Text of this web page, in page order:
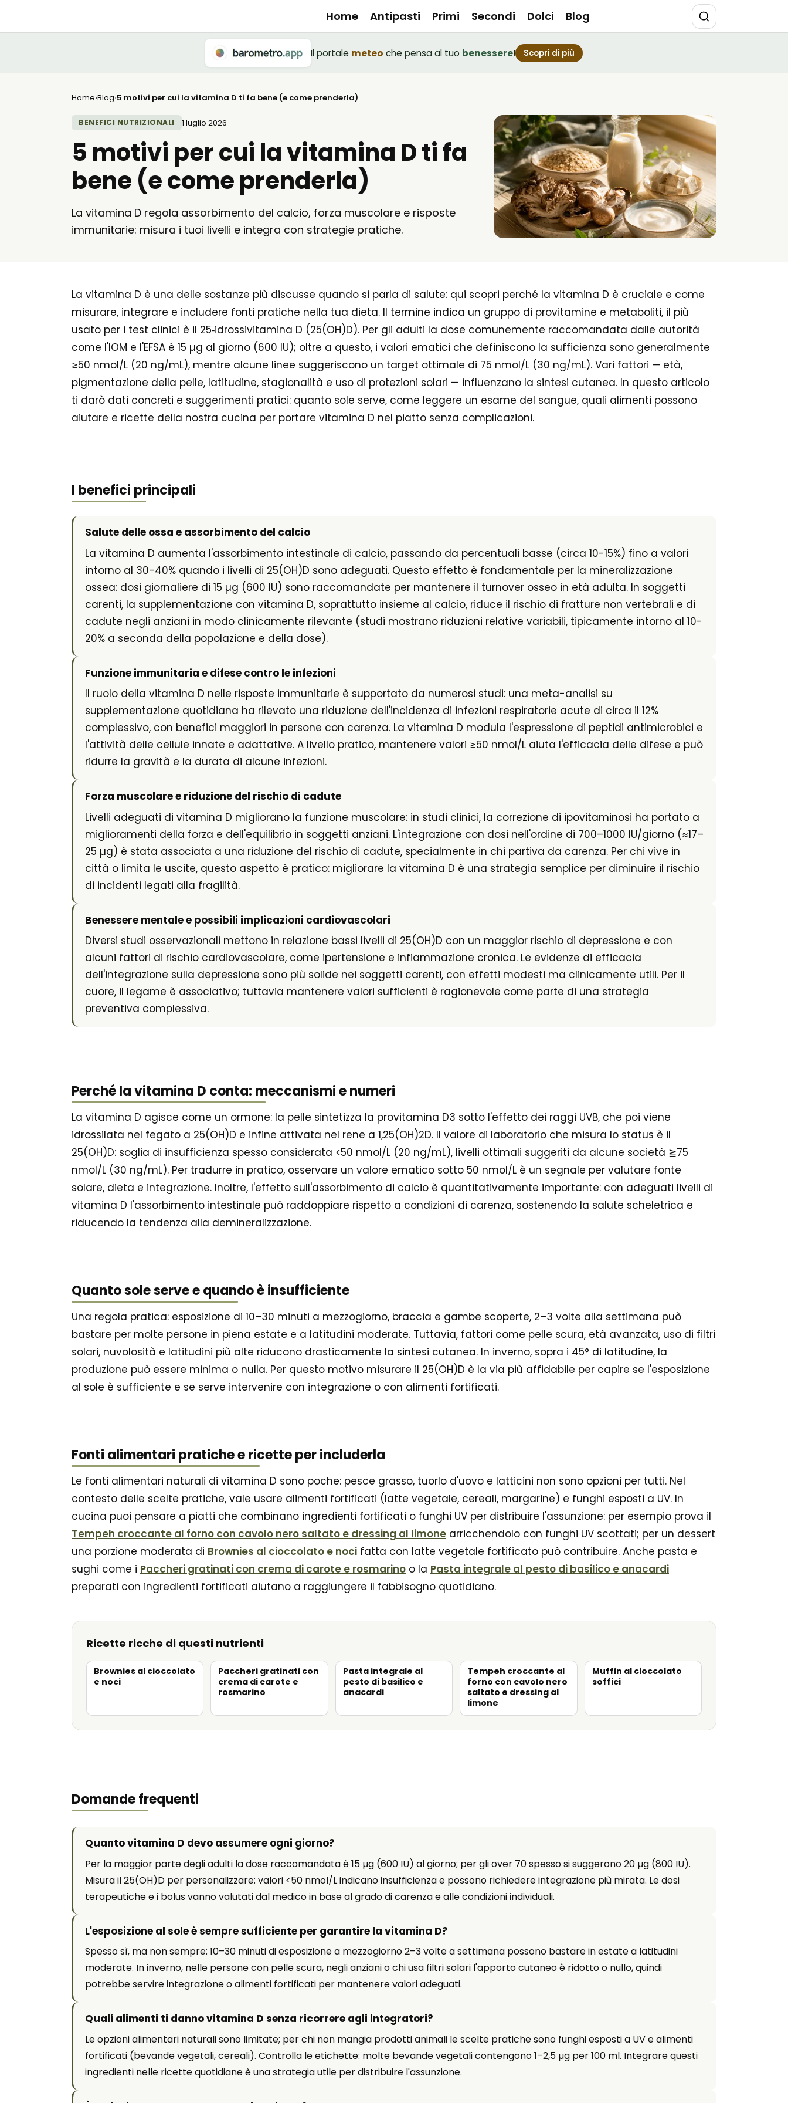
Home Antipasti Primi Secondi Dolci Blog
Il portale meteo che pensa al tuo benessere! Scopri di più
Home›Blog›5 motivi per cui la vitamina D ti fa bene (e come prenderla)
BENEFICI NUTRIZIONALI 1 luglio 2026
5 motivi per cui la vitamina D ti fa
bene (e come prenderla)
La vitamina D regola assorbimento del calcio, forza muscolare e risposte
immunitarie: misura i tuoi livelli e integra con strategie pratiche.
La vitamina D è una delle sostanze più discusse quando si parla di salute: qui scopri perché la vitamina D è cruciale e come
misurare, integrare e includere fonti pratiche nella tua dieta. Il termine indica un gruppo di provitamine e metaboliti, il più
usato per i test clinici è il 25‑idrossivitamina D (25(OH)D). Per gli adulti la dose comunemente raccomandata dalle autorità
come l'IOM e l'EFSA è 15 µg al giorno (600 IU); oltre a questo, i valori ematici che definiscono la sufficienza sono generalmente
≥50 nmol/L (20 ng/mL), mentre alcune linee suggeriscono un target ottimale di 75 nmol/L (30 ng/mL). Vari fattori — età,
pigmentazione della pelle, latitudine, stagionalità e uso di protezioni solari — influenzano la sintesi cutanea. In questo articolo
ti darò dati concreti e suggerimenti pratici: quanto sole serve, come leggere un esame del sangue, quali alimenti possono
aiutare e ricette della nostra cucina per portare vitamina D nel piatto senza complicazioni.
I benefici principali
Salute delle ossa e assorbimento del calcio
La vitamina D aumenta l'assorbimento intestinale di calcio, passando da percentuali basse (circa 10-15%) fino a valori
intorno al 30-40% quando i livelli di 25(OH)D sono adeguati. Questo effetto è fondamentale per la mineralizzazione
ossea: dosi giornaliere di 15 µg (600 IU) sono raccomandate per mantenere il turnover osseo in età adulta. In soggetti
carenti, la supplementazione con vitamina D, soprattutto insieme al calcio, riduce il rischio di fratture non vertebrali e di
cadute negli anziani in modo clinicamente rilevante (studi mostrano riduzioni relative variabili, tipicamente intorno al 10-
20% a seconda della popolazione e della dose).
Funzione immunitaria e difese contro le infezioni
Il ruolo della vitamina D nelle risposte immunitarie è supportato da numerosi studi: una meta-analisi su
supplementazione quotidiana ha rilevato una riduzione dell'incidenza di infezioni respiratorie acute di circa il 12%
complessivo, con benefici maggiori in persone con carenza. La vitamina D modula l'espressione di peptidi antimicrobici e
l'attività delle cellule innate e adattative. A livello pratico, mantenere valori ≥50 nmol/L aiuta l'efficacia delle difese e può
ridurre la gravità e la durata di alcune infezioni.
Forza muscolare e riduzione del rischio di cadute
Livelli adeguati di vitamina D migliorano la funzione muscolare: in studi clinici, la correzione di ipovitaminosi ha portato a
miglioramenti della forza e dell'equilibrio in soggetti anziani. L'integrazione con dosi nell'ordine di 700–1000 IU/giorno (≈17–
25 µg) è stata associata a una riduzione del rischio di cadute, specialmente in chi partiva da carenza. Per chi vive in
città o limita le uscite, questo aspetto è pratico: migliorare la vitamina D è una strategia semplice per diminuire il rischio
di incidenti legati alla fragilità.
Benessere mentale e possibili implicazioni cardiovascolari
Diversi studi osservazionali mettono in relazione bassi livelli di 25(OH)D con un maggior rischio di depressione e con
alcuni fattori di rischio cardiovascolare, come ipertensione e infiammazione cronica. Le evidenze di efficacia
dell'integrazione sulla depressione sono più solide nei soggetti carenti, con effetti modesti ma clinicamente utili. Per il
cuore, il legame è associativo; tuttavia mantenere valori sufficienti è ragionevole come parte di una strategia
preventiva complessiva.
Perché la vitamina D conta: meccanismi e numeri
La vitamina D agisce come un ormone: la pelle sintetizza la provitamina D3 sotto l'effetto dei raggi UVB, che poi viene
idrossilata nel fegato a 25(OH)D e infine attivata nel rene a 1,25(OH)2D. Il valore di laboratorio che misura lo status è il
25(OH)D: soglia di insufficienza spesso considerata <50 nmol/L (20 ng/mL), livelli ottimali suggeriti da alcune società ≧75
nmol/L (30 ng/mL). Per tradurre in pratico, osservare un valore ematico sotto 50 nmol/L è un segnale per valutare fonte
solare, dieta e integrazione. Inoltre, l'effetto sull'assorbimento di calcio è quantitativamente importante: con adeguati livelli di
vitamina D l'assorbimento intestinale può raddoppiare rispetto a condizioni di carenza, sostenendo la salute scheletrica e
riducendo la tendenza alla demineralizzazione.
Quanto sole serve e quando è insufficiente
Una regola pratica: esposizione di 10–30 minuti a mezzogiorno, braccia e gambe scoperte, 2–3 volte alla settimana può
bastare per molte persone in piena estate e a latitudini moderate. Tuttavia, fattori come pelle scura, età avanzata, uso di filtri
solari, nuvolosità e latitudini più alte riducono drasticamente la sintesi cutanea. In inverno, sopra i 45° di latitudine, la
produzione può essere minima o nulla. Per questo motivo misurare il 25(OH)D è la via più affidabile per capire se l'esposizione
al sole è sufficiente e se serve intervenire con integrazione o con alimenti fortificati.
Fonti alimentari pratiche e ricette per includerla
Le fonti alimentari naturali di vitamina D sono poche: pesce grasso, tuorlo d'uovo e latticini non sono opzioni per tutti. Nel
contesto delle scelte pratiche, vale usare alimenti fortificati (latte vegetale, cereali, margarine) e funghi esposti a UV. In
cucina puoi pensare a piatti che combinano ingredienti fortificati o funghi UV per distribuire l'assunzione: per esempio prova il
Tempeh croccante al forno con cavolo nero saltato e dressing al limone arricchendolo con funghi UV scottati; per un dessert
una porzione moderata di Brownies al cioccolato e noci fatta con latte vegetale fortificato può contribuire. Anche pasta e
sughi come i Paccheri gratinati con crema di carote e rosmarino o la Pasta integrale al pesto di basilico e anacardi
preparati con ingredienti fortificati aiutano a raggiungere il fabbisogno quotidiano.
Ricette ricche di questi nutrienti
Brownies al cioccolato
e noci
Paccheri gratinati con
crema di carote e
rosmarino
Pasta integrale al
pesto di basilico e
anacardi
Tempeh croccante al
forno con cavolo nero
saltato e dressing al
limone
Muffin al cioccolato
soffici
Domande frequenti
Quanto vitamina D devo assumere ogni giorno?
Per la maggior parte degli adulti la dose raccomandata è 15 µg (600 IU) al giorno; per gli over 70 spesso si suggerono 20 µg (800 IU).
Misura il 25(OH)D per personalizzare: valori <50 nmol/L indicano insufficienza e possono richiedere integrazione più mirata. Le dosi
terapeutiche e i bolus vanno valutati dal medico in base al grado di carenza e alle condizioni individuali.
L'esposizione al sole è sempre sufficiente per garantire la vitamina D?
Spesso sì, ma non sempre: 10–30 minuti di esposizione a mezzogiorno 2–3 volte a settimana possono bastare in estate a latitudini
moderate. In inverno, nelle persone con pelle scura, negli anziani o chi usa filtri solari l'apporto cutaneo è ridotto o nullo, quindi
potrebbe servire integrazione o alimenti fortificati per mantenere valori adeguati.
Quali alimenti ti danno vitamina D senza ricorrere agli integratori?
Le opzioni alimentari naturali sono limitate; per chi non mangia prodotti animali le scelte pratiche sono funghi esposti a UV e alimenti
fortificati (bevande vegetali, cereali). Controlla le etichette: molte bevande vegetali contengono 1–2,5 µg per 100 ml. Integrare questi
ingredienti nelle ricette quotidiane è una strategia utile per distribuire l'assunzione.